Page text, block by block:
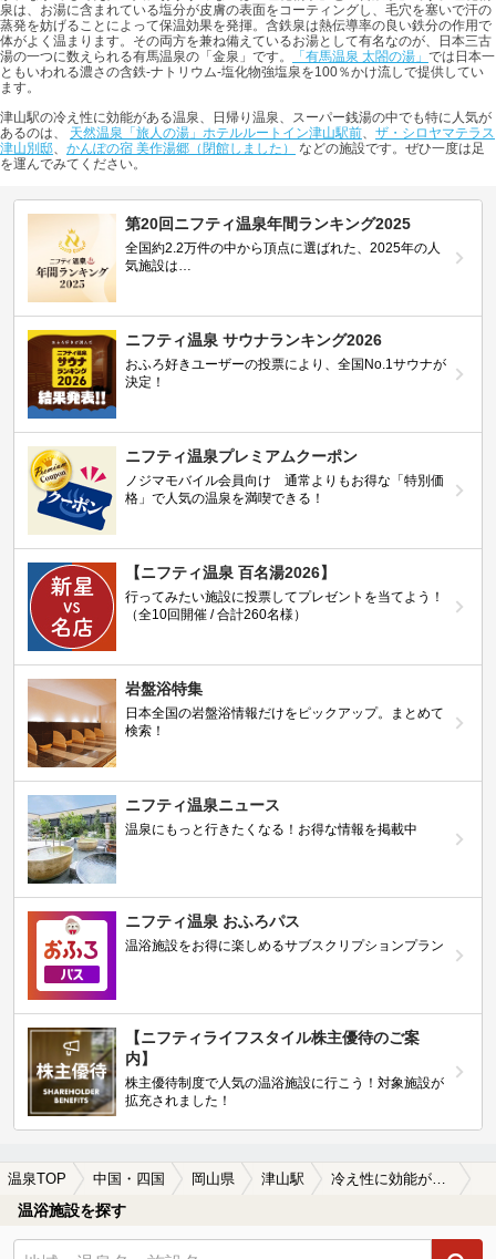
泉は、お湯に含まれている塩分が皮膚の表面をコーティングし、毛穴を塞いで汗の
蒸発を妨げることによって保温効果を発揮。含鉄泉は熱伝導率の良い鉄分の作用で
体がよく温まります。その両方を兼ね備えているお湯として有名なのが、日本三古
湯の一つに数えられる有馬温泉の「金泉」です。
「有馬温泉 太閤の湯」 では日本一
ともいわれる濃さの含鉄-ナトリウム-塩化物強塩泉を100％かけ流しで提供してい
ます。
津山駅の冷え性に効能がある温泉、日帰り温泉、スーパー銭湯の中でも特に人気が
あるのは、 天然温泉「旅人の湯」ホテルルートイン津山駅前、 ザ・シロヤマテラス
津山別邸、 かんぽの宿 美作湯郷（閉館しました）
などの施設です。ぜひ一度は足
を運んでみてください。
第20回ニフティ温泉年間ランキング2025
全国約2.2万件の中から頂点に選ばれた、2025年の人
気施設は…
ニフティ温泉 サウナランキング2026
おふろ好きユーザーの投票により、全国No.1サウナが
決定！
ニフティ温泉プレミアムクーポン
ノジマモバイル会員向け 通常よりもお得な「特別価
格」で人気の温泉を満喫できる！
【ニフティ温泉 百名湯2026】
行ってみたい施設に投票してプレゼントを当てよう！
（全10回開催 / 合計260名様）
岩盤浴特集
日本全国の岩盤浴情報だけをピックアップ。まとめて
検索！
ニフティ温泉ニュース
温泉にもっと行きたくなる！お得な情報を掲載中
ニフティ温泉 おふろパス
温浴施設をお得に楽しめるサブスクリプションプラン
【ニフティライフスタイル株主優待のご案
内】
株主優待制度で人気の温浴施設に行こう！対象施設が
拡充されました！
温泉TOP 中国・四国 岡山県 津山駅 冷え性に効能がある津山駅近くの温泉、日帰り温泉、スーパー銭湯おすすめ
温浴施設を探す